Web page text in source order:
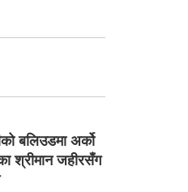
बलिउडमा अर्को
श्रीमान जहीरसँग